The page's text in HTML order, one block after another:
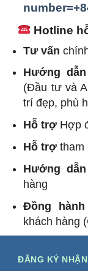
Hotline
Tư vấn
Hướng dẫn
(Đầu tư và
trí đẹp, phù
Hỗ trợ Hợp
Hỗ trợtham
Hướng dẫn
hàng
Đồng hành
khách hàng
ĐĂNG KÝ